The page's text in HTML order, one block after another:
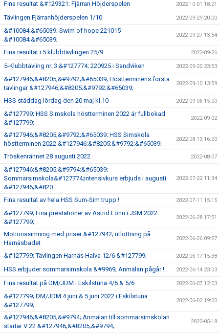
Fina resultat &#129321; Fjärran Höjderspelen 2022-10-01 18:21
Tävlingen Fjärranhöjderspelen 1/10 2022-09-29 20:00
&#10084;&#65039; Swim of hope 221015
&#10084;&#65039;
2022-09-27 13:54
Fina resultat i 5 klubbtävlingen 25/9 2022-09-26
5-Klubbtävling nr. 3 &#127774; 220925 i Sandviken 2022-09-20 23:53
&#127946;&#8205;&#9792;&#65039; Höstterminens första
tävlingar &#127946;&#8205;&#9792;&#65039;
2022-09-10 13:59
HSS städdag lördag den 20 maj kl.10 2022-09-06 15:00
&#127799; HSS Simskola höstterminen 2022 är fullbokad
&#127799;
2022-09-02
&#127946;&#8205;&#9792;&#65039; HSS Simskola
höstterminen 2022 &#127946;&#8205;&#9792;&#65039;
2022-08-13 16:00
Tröskenrännet 28 augusti 2022 2022-08-07
&#127946;&#8205;&#9794;&#65039;
Sommarsimskola&#127774;intensivkurs erbjuds i augusti
&#127946;&#820
2022-07-22 11:34
Fina resultat av hela HSS Sum-Sim trupp ! 2022-07-11 15:15
&#127799; Fina prestationer av Astrid Lönn i JSM 2022
&#127799;
2022-06-28 17:51
Motionssimning med priser &#127942; utlottning på
Harnäsbadet
2022-06-26 09:57
&#127799; Tävlingen Harnäs Halva 12/6 &#127799; 2022-06-17 15:38
HSS erbjuder sommarsimskola &#9969; Anmälan pågår ! 2022-06-14 23:03
Fina resultat på DM/JDM i Eskilstuna 4/6 & 5/6 2022-06-07 12:03
&#127799; DM/JDM 4 juni & 5 juni 2022 i Eskilstuna
&#127799;
2022-06-02 19:00
&#127946;&#8205;&#9794; Anmälan till sommarsimskolan
startar V 22 &#127946;&#8205;&#9794;
2022-05-18